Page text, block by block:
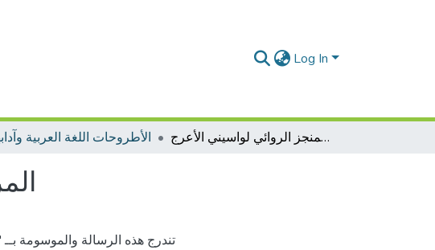
Log In
الأطروحات اللغة العربية المرجعيات التراثية في المنجز الروائي لواسيني الأعرج
تندرج هذه الرسالة والموسومة